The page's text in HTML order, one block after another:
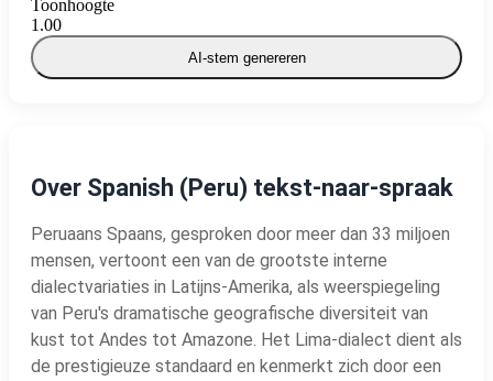
Toonhoogte
1.00
AI-stem genereren
Over Spanish (Peru) tekst-naar-spraak
Peruaans Spaans, gesproken door meer dan 33 miljoen
mensen, vertoont een van de grootste interne
dialectvariaties in Latijns-Amerika, als weerspiegeling
van Peru's dramatische geografische diversiteit van
kust tot Andes tot Amazone. Het Lima-dialect dient als
de prestigieuze standaard en kenmerkt zich door een